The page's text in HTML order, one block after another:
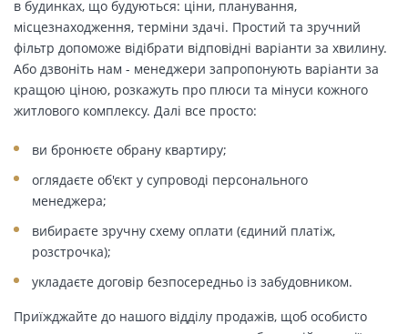
в будинках, що будуються: ціни, планування,
місцезнаходження, терміни здачі. Простий та зручний
фільтр допоможе відібрати відповідні варіанти за хвилину.
Або дзвоніть нам - менеджери запропонують варіанти за
кращою ціною, розкажуть про плюси та мінуси кожного
житлового комплексу. Далі все просто:
ви бронюєте обрану квартиру;
оглядаєте об'єкт у супроводі персонального
менеджера;
вибираєте зручну схему оплати (єдиний платіж,
розстрочка);
укладаєте договір безпосередньо із забудовником.
Приїжджайте до нашого відділу продажів, щоб особисто